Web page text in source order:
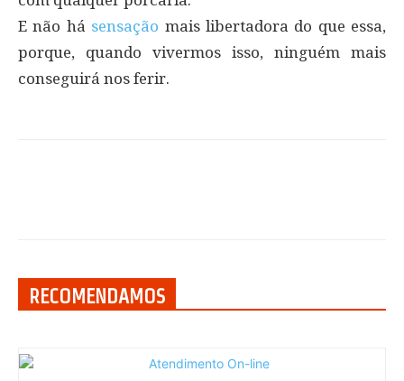
E não há sensação mais libertadora do que essa,
porque, quando vivermos isso, ninguém mais
conseguirá nos ferir.
RECOMENDAMOS